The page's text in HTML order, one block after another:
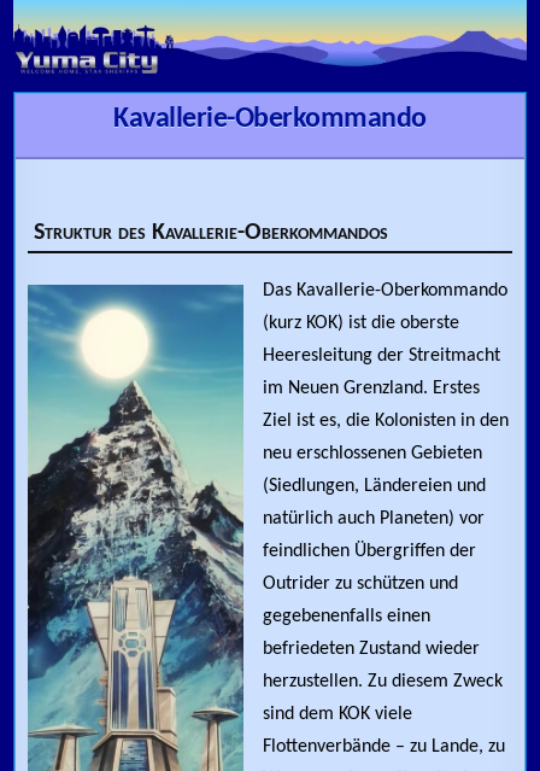
Skip to content
Kavallerie-Oberkommando
Struktur des Kavallerie-Oberkommandos
Das Kavallerie-Oberkommando
(kurz KOK) ist die oberste
Heeresleitung der Streitmacht
im Neuen Grenzland. Erstes
Ziel ist es, die Kolonisten in den
neu erschlossenen Gebieten
(Siedlungen, Ländereien und
natürlich auch Planeten) vor
feindlichen Übergriffen der
Outrider zu schützen und
gegebenenfalls einen
befriedeten Zustand wieder
herzustellen. Zu diesem Zweck
sind dem KOK viele
Flottenverbände – zu Lande, zu